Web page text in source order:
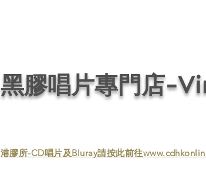
黑膠唱片專門店-
港膠所-CD唱片及Bluray請按此前往